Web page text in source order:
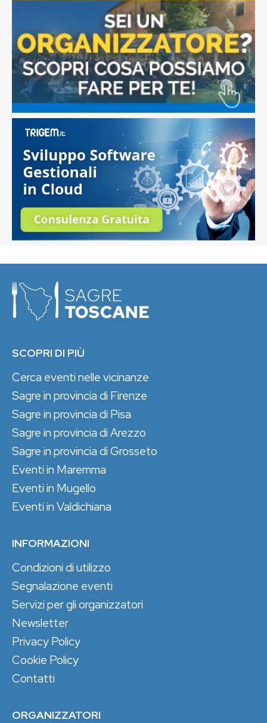
SCOPRI DI PIÙ
Cerca eventi nelle vicinanze
Sagre in provincia di Firenze
Sagre in provincia di Pisa
Sagre in provincia di Arezzo
Sagre in provincia di Grosseto
Eventi in Maremma
Eventi in Mugello
Eventi in Valdichiana
INFORMAZIONI
Condizioni di utilizzo
Segnalazione eventi
Servizi per gli organizzatori
Newsletter
Privacy Policy
Cookie Policy
Contatti
ORGANIZZATORI